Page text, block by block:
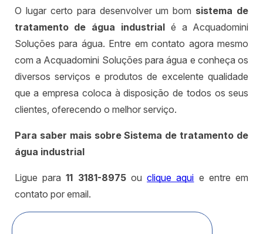
O lugar certo para desenvolver um bom sistema de
tratamento de água industrial é a Acquadomini
Soluções para água. Entre em contato agora mesmo
com a Acquadomini Soluções para água e conheça os
diversos serviços e produtos de excelente qualidade
que a empresa coloca à disposição de todos os seus
clientes, oferecendo o melhor serviço.
Para saber mais sobre Sistema de tratamento de
água industrial
Ligue para11 3181-8975ouclique aqui e entre em
contato por email.